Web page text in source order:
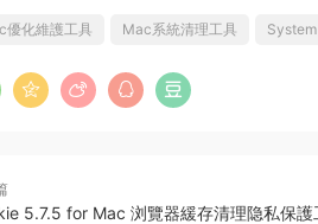
優化維護工具 Mac系統清理工具
5.7.5 for Mac 浏覽器緩存清理隐私保護